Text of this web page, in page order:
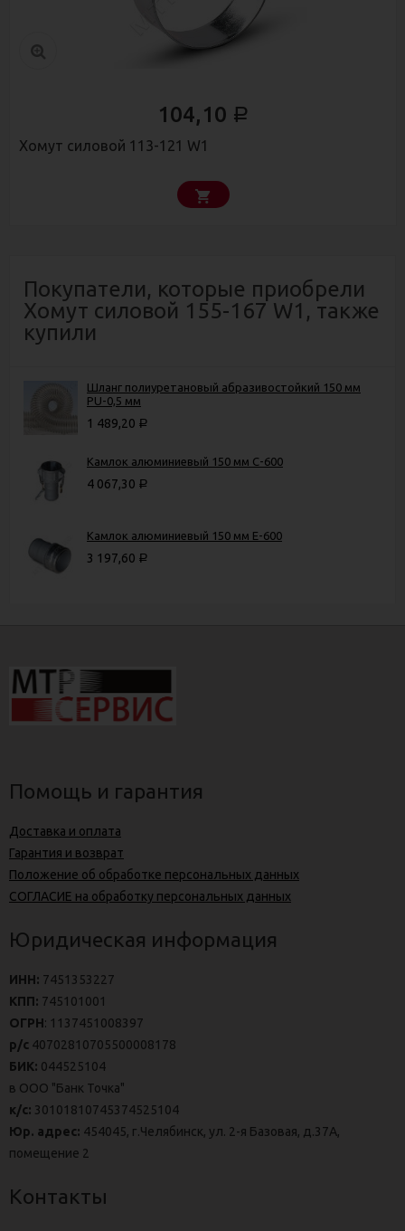
104,10 Р
Хомут силовой 113-121 W1
Покупатели, которые приобрели
Хомут силовой 155-167 W1, также
купили
Шланг полиуретановый абразивостойкий 150 мм
PU-0,5 мм
1 489,20 Р
Камлок алюминиевый 150 мм C-600
4 067,30 Р
Камлок алюминиевый 150 мм Е-600
3 197,60 Р
Помощь и гарантия
Доставка и оплата
Гарантия и возврат
Положение об обработке персональных данных
СОГЛАСИЕ на обработку персональных данных
Юридическая информация
ИНН: 7451353227
КПП: 745101001
ОГРН: 1137451008397
р/с 40702810705500008178
БИК: 044525104
в ООО "Банк Точка"
к/с: 30101810745374525104
Юр. адрес: 454045, г.Челябинск, ул. 2-я Базовая, д.37А,
помещение 2
Контакты